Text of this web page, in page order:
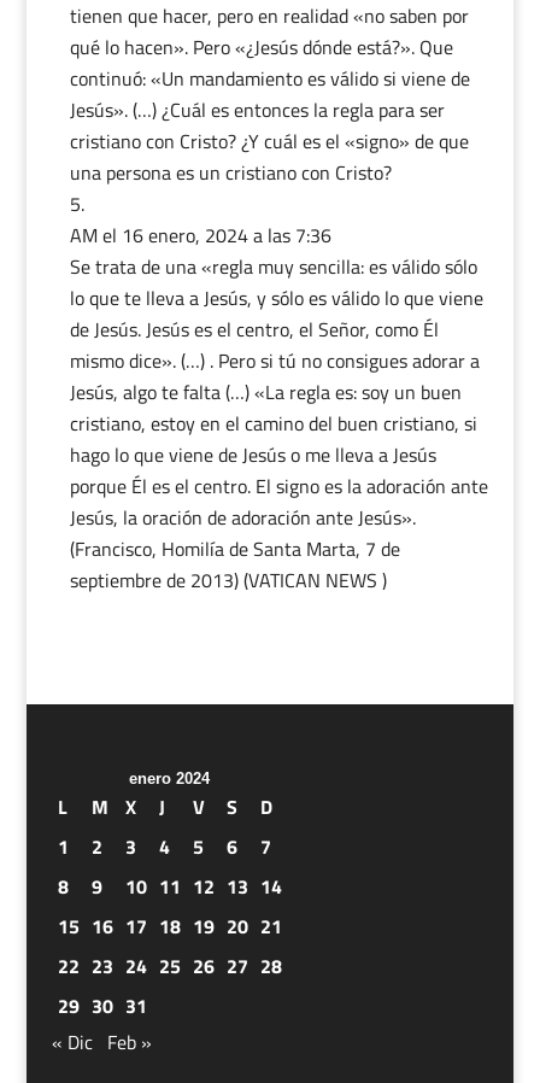
tienen que hacer, pero en realidad «no saben por
qué lo hacen». Pero «¿Jesús dónde está?». Que
continuó: «Un mandamiento es válido si viene de
Jesús». (…) ¿Cuál es entonces la regla para ser
cristiano con Cristo? ¿Y cuál es el «signo» de que
una persona es un cristiano con Cristo?
AM el 16 enero, 2024 a las 7:36
Se trata de una «regla muy sencilla: es válido sólo
lo que te lleva a Jesús, y sólo es válido lo que viene
de Jesús. Jesús es el centro, el Señor, como Él
mismo dice». (…) . Pero si tú no consigues adorar a
Jesús, algo te falta (…) «La regla es: soy un buen
cristiano, estoy en el camino del buen cristiano, si
hago lo que viene de Jesús o me lleva a Jesús
porque Él es el centro. El signo es la adoración ante
Jesús, la oración de adoración ante Jesús».
(Francisco, Homilía de Santa Marta, 7 de
septiembre de 2013) (VATICAN NEWS )
enero 2024
L M X J V S
D
1
2 3 4 5 6
7
8
9 10 11 12 13 14
15 16 17 18 19 20 21
22 23 24 25 26 27 28
29 30 31
« Dic Feb »